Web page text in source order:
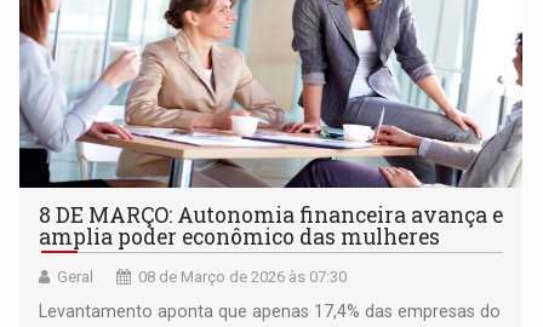
8 DE MARÇO: Autonomia financeira avança e
amplia poder econômico das mulheres
Geral 08 de Março de 2026 às 07:30
Levantamento aponta que apenas 17,4% das empresas do